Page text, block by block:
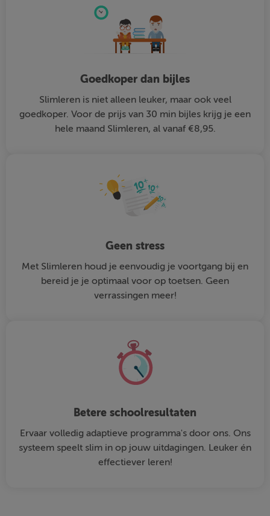
Goedkoper dan bijles
Slimleren is niet alleen leuker, maar ook veel
goedkoper. Voor de prijs van 30 min bijles krijg je een
hele maand Slimleren, al vanaf €8,95.
Geen stress
Met Slimleren houd je eenvoudig je voortgang bij en
bereid je je optimaal voor op toetsen. Geen
verrassingen meer!
Betere schoolresultaten
Ervaar volledig adaptieve programma's door ons. Ons
systeem speelt slim in op jouw uitdagingen. Leuker én
effectiever leren!